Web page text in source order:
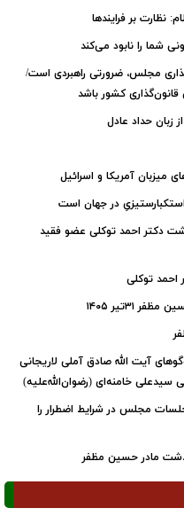
نظارت بر فرایندها
شما را نابود می‌کند
مجلس، ضرورتی راهبردی است/
قانون‌گذاری کشور باشد
زبان حداد عادل
میزبان آمریکا و اسرائیل
در جهان است
دکتر احمد توکلی عضو فقید
احمد توکلی
۱۴۰۵
آیت ‌الله صادق آملی لاریجانی
سیدعلی خامنه‌ای (رضوان‌الله‌علیه)
مجلس در شرایط اضطرار را
مادر حسین مظفر